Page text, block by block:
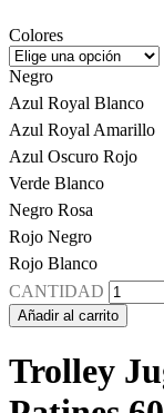
Colores
Negro
Azul Royal Blanco
Azul Royal Amarillo
Azul Oscuro Rojo
Verde Blanco
Negro Rosa
Rojo Negro
Rojo Blanco
CANTIDAD
Añadir al carrito
Trolley